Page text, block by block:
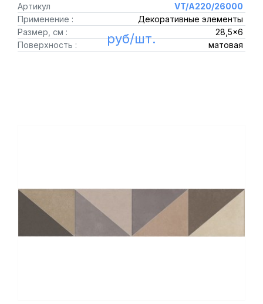
Артикул
VT/A220/26000
Применение :
Декоративные элементы
Размер, см :
28,5x6
Поверхность :
матовая
руб/шт.